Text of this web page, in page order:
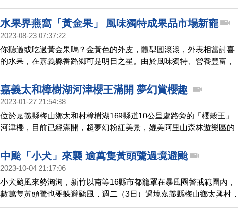
屆時將有超過百位優秀中國舞演員在這一國際舞台上競技。
水果界燕窩「黃金果」 風味獨特成果品市場新寵
2023-08-23 07:37:22
你聽過或吃過黃金果嗎？金黃色的外皮，體型圓滾滾，外表相當討喜
的水果，在嘉義縣番路鄉可是明日之星。由於風味獨特、營養豐富，
被譽為「水果界的燕窩」，成為果品市場新寵兒。一起去看看。
嘉義太和樟樹湖河津櫻王滿開 夢幻賞櫻趣
2023-01-27 21:54:38
位於嘉義縣梅山鄉太和村樟樹湖169縣道10公里處路旁的「櫻穀王」
河津櫻，目前已經滿開，超夢幻粉紅美景，媲美阿里山森林遊樂區的
「櫻王」，新年假期，吸引許多遊客前來拍照賞花。
中颱「小犬」來襲 逾萬隻黃頭鷺過境避颱
2023-10-04 21:17:06
小犬颱風來勢洶洶，新竹以南等16縣市都籠罩在暴風圈警戒範圍內，
數萬隻黃頭鷺也要躲避颱風，週二（3日）過境嘉義縣梅山鄉太興村，
成群鳥兒停滿樹上，白色斑點如同「十月雪」。